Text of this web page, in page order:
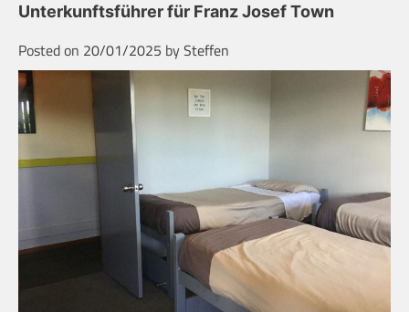
Unterkunftsführer für Franz Josef Town
Posted on 20/01/2025 bySteffen